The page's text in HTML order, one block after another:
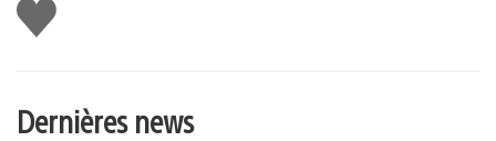
J'aime
Dernières news